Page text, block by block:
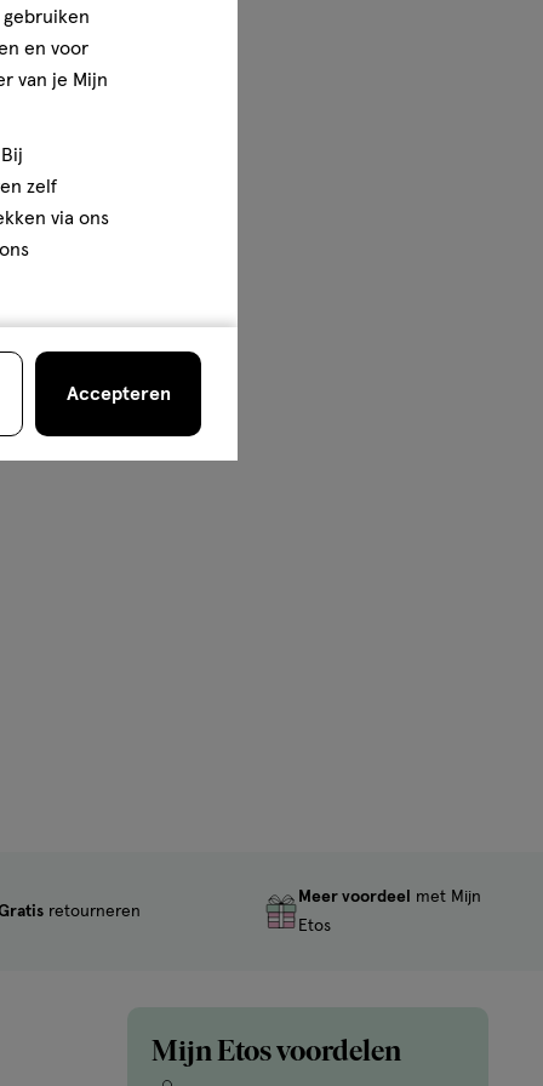
retourneren
Meer voordeel
met Mijn
Etos
Mijn Etos voordelen
en voor
van je Mijn
zelf
via ons
Accepteren